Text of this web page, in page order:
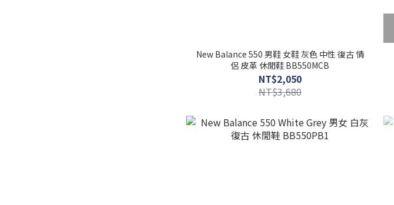
New Balance 550 男鞋 女鞋 灰色 中性 復古 情
侶 皮革 休閒鞋 BB550MCB
NT$2,050
NT$3,680